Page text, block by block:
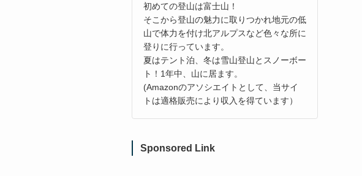
初めての登山は富士山！
そこから登山の魅力に取りつかれ地元の低
山で体力を付け北アルプスなど色々な所に
登りに行っています。
夏はテント泊、冬は雪山登山とスノーボー
ト！1年中、山に居ます。
(Amazonのアソシエイトとして、当サイ
トは適格販売により収入を得ています）
Sponsored Link